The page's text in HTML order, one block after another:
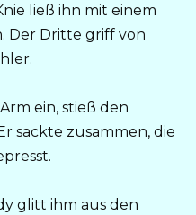
ließ ihn mit einem
Der Dritte griff von
ein, stieß den
sackte zusammen, die
glitt ihm aus den